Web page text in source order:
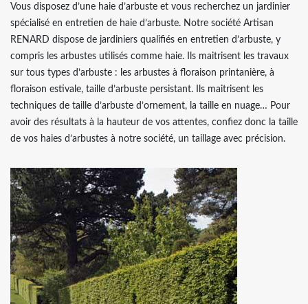
Vous disposez d’une haie d’arbuste et vous recherchez un jardinier
spécialisé en entretien de haie d’arbuste. Notre société Artisan
RENARD dispose de jardiniers qualifiés en entretien d’arbuste, y
compris les arbustes utilisés comme haie. Ils maitrisent les travaux
sur tous types d’arbuste : les arbustes à floraison printanière, à
floraison estivale, taille d’arbuste persistant. Ils maitrisent les
techniques de taille d’arbuste d’ornement, la taille en nuage… Pour
avoir des résultats à la hauteur de vos attentes, confiez donc la taille
de vos haies d’arbustes à notre société, un taillage avec précision.